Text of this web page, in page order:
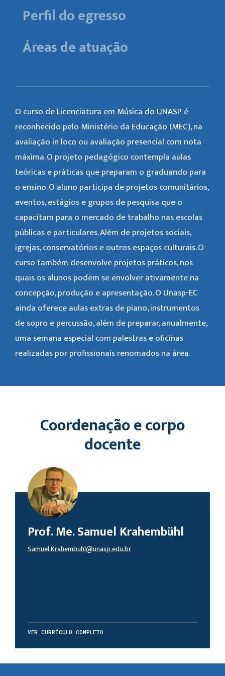
Perfil do egresso
Áreas de atuação
O curso de Licenciatura em Música do UNASP é
reconhecido pelo Ministério da Educação (MEC), na
avaliação in loco ou avaliação presencial com nota
máxima. O projeto pedagógico contempla aulas
teóricas e práticas que preparam o graduando para
o ensino. O aluno participa de projetos comunitários,
eventos, estágios e grupos de pesquisa que o
capacitam para o mercado de trabalho nas escolas
públicas e particulares. Além de projetos sociais,
igrejas, conservatórios e outros espaços culturais. O
curso também desenvolve projetos práticos, nos
quais os alunos podem se envolver ativamente na
concepção, produção e apresentação. O Unasp-EC
ainda oferece aulas extras de piano, instrumentos
de sopro e percussão, além de preparar, anualmente,
uma semana especial com palestras e oficinas
realizadas por profissionais renomados na área.
Coordenação e corpo
docente
Prof. Me. Samuel Krahembühl
Samuel.Krahembuhl@unasp.edu.br
VER CURRÍCULO COMPLETO